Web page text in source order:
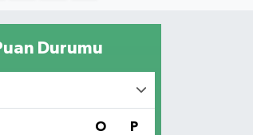
Durumu
O P